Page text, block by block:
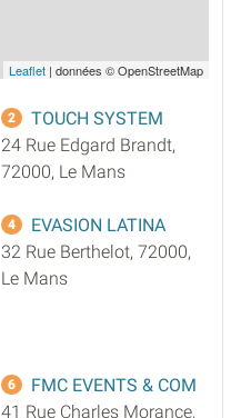
Leaflet | données © OpenStreetMap
2
TOUCH SYSTEM
24 Rue Edgard Brandt,
72000, Le Mans
4
EVASION LATINA
32 Rue Berthelot, 72000,
Le Mans
6
FMC EVENTS & COM
41 Rue Charles Morance,